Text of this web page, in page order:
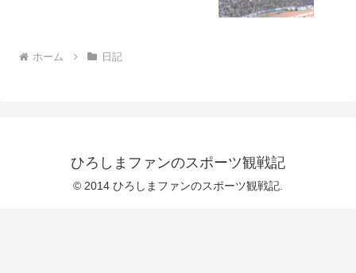
ホーム 日記
ひろしまファンのスポーツ観戦記
© 2014 ひろしまファンのスポーツ観戦記.